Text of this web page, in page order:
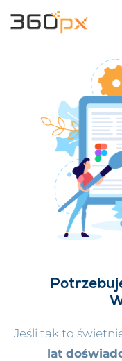
Jeśli tak to
lat